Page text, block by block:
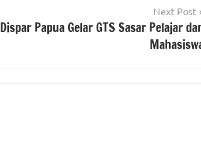
Next Post
Dispar Papua Gelar GTS Sasar Pelajar